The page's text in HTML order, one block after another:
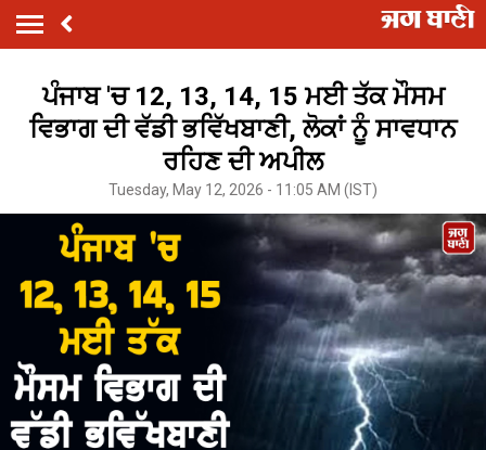
ਪੰਜਾਬ 'ਚ 12, 13, 14, 15 ਮਈ ਤੱਕ ਮੌਸਮ
ਵਿਭਾਗ ਦੀ ਵੱਡੀ ਭਵਿੱਖਬਾਣੀ, ਲੋਕਾਂ ਨੂੰ ਸਾਵਧਾਨ
ਰਹਿਣ ਦੀ ਅਪੀਲ
Tuesday, May 12, 2026 - 11:05 AM (IST)